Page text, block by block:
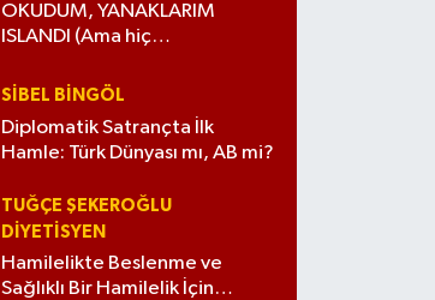
OKUDUM, YANAKLARIM
ISLANDI (Ama hiç
SIBEL BINGÖL
Diplomatik Satrançta İlk
Hamle: Türk Dünyası mı, AB mi?
TUĞÇE ŞEKEROĞLU
DIYETISYEN
Hamilelikte Beslenme ve
Sağlıklı Bir Hamilelik İçin